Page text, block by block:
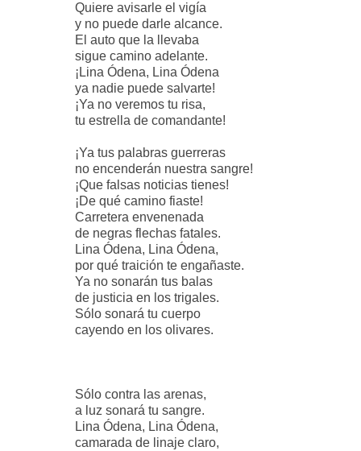
Quiere avisarle el vigía
y no puede darle alcance.
El auto que la llevaba
sigue camino adelante.
¡Lina Ódena, Lina Ódena
ya nadie puede salvarte!
¡Ya no veremos tu risa,
tu estrella de comandante!
¡Ya tus palabras guerreras
no encenderán nuestra sangre!
¡Que falsas noticias tienes!
¡De qué camino fiaste!
Carretera envenenada
de negras flechas fatales.
Lina Ódena, Lina Ódena,
por qué traición te engañaste.
Ya no sonarán tus balas
de justicia en los trigales.
Sólo sonará tu cuerpo
cayendo en los olivares.
Sólo contra las arenas,
a luz sonará tu sangre.
Lina Ódena, Lina Ódena,
camarada de linaje claro,